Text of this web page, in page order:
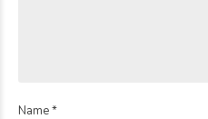
Name *